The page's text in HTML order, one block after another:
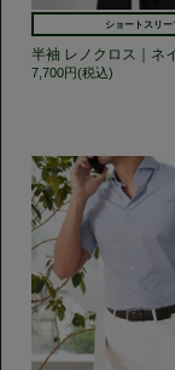
ショートスリー
半袖 レノクロス｜ネ
7,700円(税込)